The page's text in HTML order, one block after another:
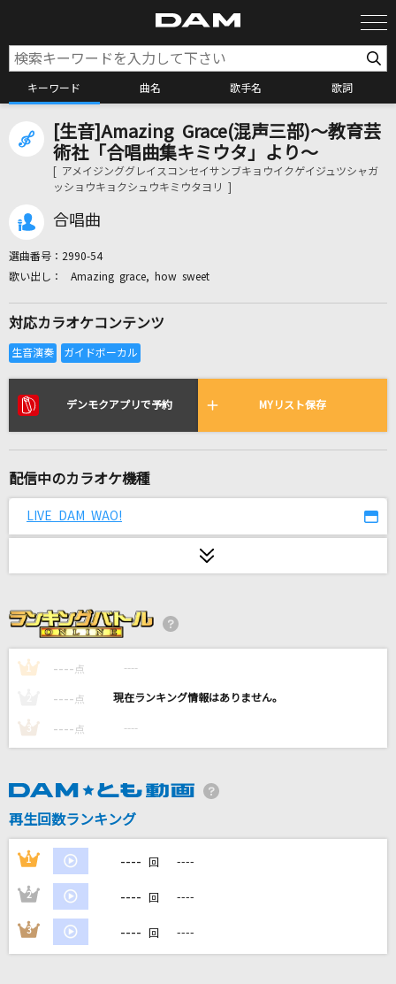
キーワード 曲名 歌手名 歌詞
カラオケ検索
カラオケ店舗検索
全国りれき
リアルタイムで歌われている曲の一覧
月の詩
あとひとつ
くるみ☆ぽんちお
オトモダチフィルム
オーイシマサヨシ
最後の優しさ
umbrella
timelesz
Atmosphere
初星学園
[生音]アイノカタチ feat.HIDE(GReeeeN)
[生音]Amazing Grace(混声三部)～教育芸
術社「合唱曲集キミウタ」より～
[ アメイジンググレイスコンセイサンブキョウイクゲイジュツシャガ
ッショウキョクシュウキミウタヨリ ]
合唱曲
選曲番号： 2990-54
Amazing grace, how sweet
対応カラオケコンテンツ
デンモクアプリで予約 MYリスト保存
配信中のカラオケ機種
LIVE DAM WAO!
1 ---- 点 ----
---- 点 ----
3 ---- 点 ----
再生回数ランキング
1 ---- 回 ----
2 ---- 回 ----
3 ---- 回 ----